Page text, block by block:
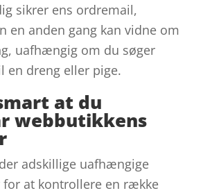
sikrer ens ordremail,
en anden gang kan vidne om
uafhængig om du søger
en dreng eller pige.
at du
webbutikkens
adskillige uafhængige
for at kontrollere en række